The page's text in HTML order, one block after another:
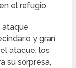
el refugio.
ataque
y gran
ataque, los
su sorpresa,